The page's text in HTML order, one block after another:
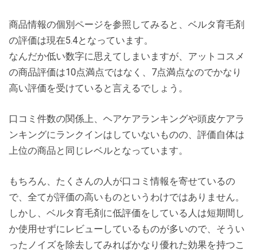
商品情報の個別ページを参照してみると、ベルタ育毛剤
の評価は現在5.4となっています。
なんだか低い数字に思えてしまいますが、アットコスメ
の商品評価は10点満点ではなく、7点満点なのでかなり
高い評価を受けていると言えるでしょう。
口コミ件数の関係上、ヘアケアランキングや頭皮ケアラ
ンキングにランクインはしていないものの、評価自体は
上位の商品と同じレベルとなっています。
もちろん、たくさんの人が口コミ情報を寄せているの
で、全てが評価の高いものというわけではありません。
しかし、ベルタ育毛剤に低評価をしている人は短期間し
か使用せずにレビューしているものが多いので、そうい
ったノイズを除去してみればかなり優れた効果を持つこ